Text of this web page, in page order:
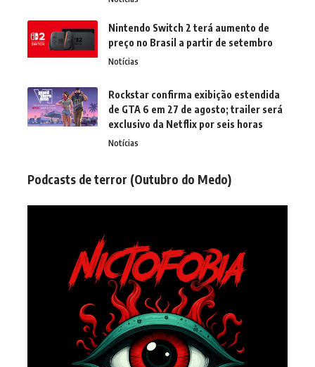
Nintendo Switch 2 terá aumento de
preço no Brasil a partir de setembro
Notícias
Rockstar confirma exibição estendida
de GTA 6 em 27 de agosto; trailer será
exclusivo da Netflix por seis horas
Notícias
Podcasts de terror (Outubro do Medo)